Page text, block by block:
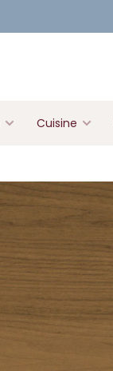
Cuisine